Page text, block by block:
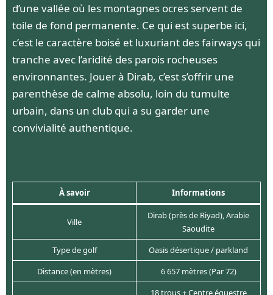
d’une vallée où les montagnes ocres servent de
toile de fond permanente. Ce qui est superbe ici,
c’est le caractère boisé et luxuriant des fairways qui
tranche avec l’aridité des parois rocheuses
environnantes. Jouer à Dirab, c’est s’offrir une
parenthèse de calme absolu, loin du tumulte
urbain, dans un club qui a su garder une
convivialité authentique.
À savoir Informations
Ville
Dirab (près de Riyad), Arabie
Saoudite
Type de golf
Oasis désertique / parkland
Distance (en mètres)
6 657 mètres (Par 72)
18 trous + Centre équestre